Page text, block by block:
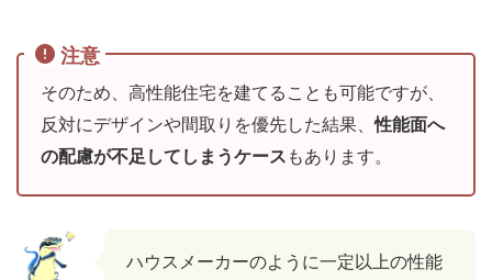
注意
そのため、高性能住宅を建てることも可能ですが、
反対にデザインや間取りを優先した結果、性能面へ
の配慮が不足してしまうケース もあります。
ハウスメーカーのように一定以上の性能